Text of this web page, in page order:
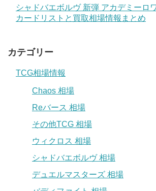
シャドバエボルヴ 新弾 アカデミーロ
カードリストと買取相場情報まとめ
カテゴリー
TCG相場情報
Chaos 相場
Reバース 相場
その他TCG 相場
ウィクロス 相場
シャドバエボルヴ 相場
デュエルマスターズ 相場